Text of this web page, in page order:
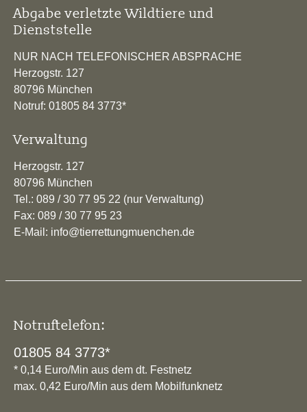
Abgabe verletzte Wildtiere und
Dienststelle
NUR NACH TELEFONISCHER ABSPRACHE
Herzogstr. 127
80796 München
Notruf: 01805 84 3773*
Verwaltung
Herzogstr. 127
80796 München
Tel.: 089 / 30 77 95 22 (nur Verwaltung)
Fax: 089 / 30 77 95 23
E-Mail: info@tierrettungmuenchen.de
Notruftelefon:
01805 84 3773*
* 0,14 Euro/Min aus dem dt. Festnetz
max. 0,42 Euro/Min aus dem Mobilfunknetz